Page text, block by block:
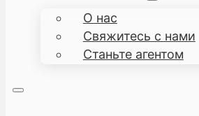
О нас
Свяжитесь с нами
Станьте агентом